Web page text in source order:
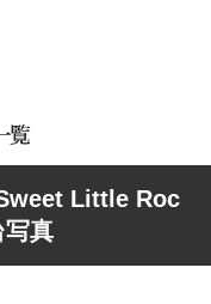
Little Roc
真